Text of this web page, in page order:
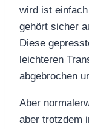
wird ist
gehört sicher
Diese
leichteren
abgebrochen
Aber
aber trotzdem